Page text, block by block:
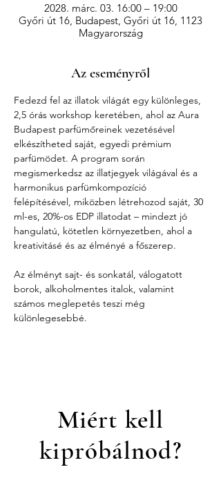
2028. márc. 03. 16:00 – 19:00
Győri út 16, Budapest, Győri út 16, 1123
Magyarország
Az eseményről
Fedezd fel az illatok világát egy különleges,
2,5 órás workshop keretében, ahol az Aura
Budapest parfümőreinek vezetésével
elkészítheted saját, egyedi prémium
parfümödet. A program során
megismerkedsz az illatjegyek világával és a
harmonikus parfümkompozíció
felépítésével, miközben létrehozod saját, 30
ml-es, 20%-os EDP illatodat – mindezt jó
hangulatú, kötetlen környezetben, ahol a
kreativitásé és az élményé a főszerep.
Az élményt sajt- és sonkatál, válogatott
borok, alkoholmentes italok, valamint
számos meglepetés teszi még
különlegesebbé.
Miért kell
kipróbálnod?